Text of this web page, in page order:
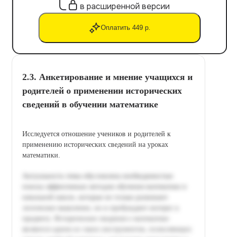
в расширенной версии
Оплатить 449 р.
2.3. Анкетирование и мнение учащихся и
родителей о применении исторических
сведений в обучении математике
Исследуется отношение учеников и родителей к
применению исторических сведений на уроках
математики.